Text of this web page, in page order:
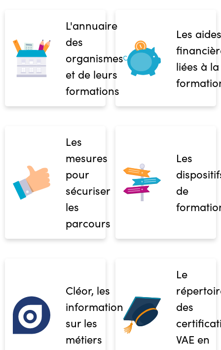
L'annuaire
des
organismes
et de leurs
formations
Les aides
liées à la
Les
mesures
pour
sécuriser
les
parcours
Les
de
Cléor, les
informations
sur les
métiers
Le
des
VAE en